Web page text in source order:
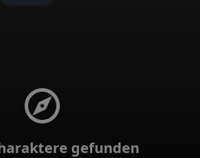
gefunden